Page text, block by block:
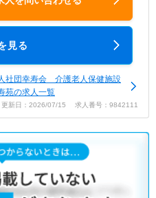
見る
社団幸寿会 介護老人保健施設
苑の求人一覧
更新日：2026/07/15 求人番号：9842111